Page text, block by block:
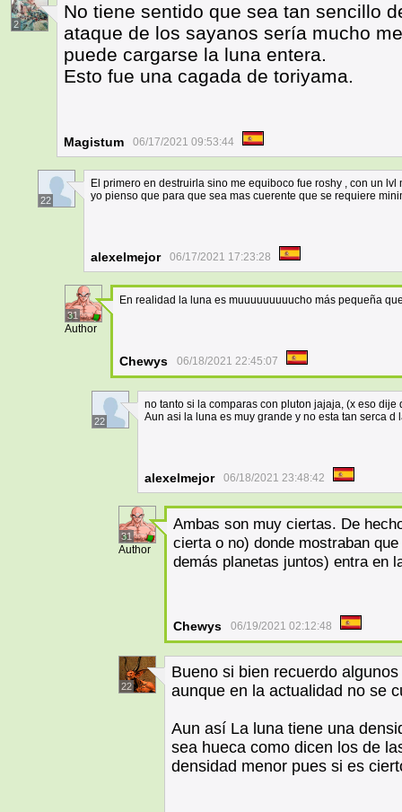
2
No tiene sentido que sea tan sencillo
ataque de los sayanos sería mucho
puede cargarse la luna entera.
Esto fue una cagada de toriyama.
Magistum 06/17/2021 09:53:44
22
El primero en destruirla sino me equiboco fue roshy , con un lvl
yo pienso que para que sea mas cuerente que se requiere
alexelmejor 06/17/2021 17:23:28
31
Author
En realidad la luna es muuuuuuuuucho más pequeña
Chewys 06/18/2021 22:45:07
22
no tanto si la comparas con pluton jajaja, (x eso dije
Aun asi la luna es muy grande y no esta tan serca d
alexelmejor 06/18/2021 23:48:42
31
Author
Ambas son muy ciertas. De
cierta o no) donde mostraban
demás planetas juntos) entra en
Chewys 06/19/2021 02:12:48
22
Bueno si bien recuerdo
aunque en la actualidad no se
Aun así La luna tiene una
sea hueca como dicen los de
densidad menor pues si es